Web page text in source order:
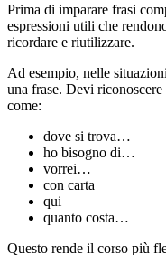
Prima di imparare frasi
espressioni utili che
ricordare e riutilizzare.
Ad esempio, nelle
una frase. Devi
come:
dove si trova…
ho bisogno di…
vorrei…
con carta
qui
quanto costa…
Questo rende il corso più